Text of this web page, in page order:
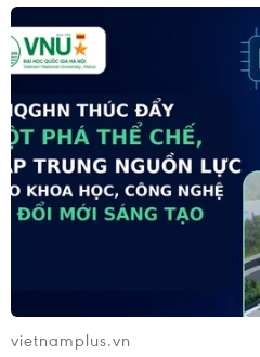
Theo Thông báo đặc biệt của
Cộng sản Việt Nam, Văn phòng
Tổng Bí thư Nguyễn Phú Trọng
26/7). Các cơ quan, công sở,
tổ chức các hoạt động vui
vietnamplus.vn